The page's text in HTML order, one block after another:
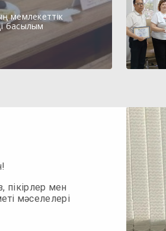
мемлекеттік
басылым
пікірлер мен
мәселелері